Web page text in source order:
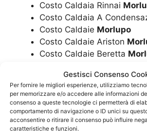
Gestisci Consenso
Per fornire le migliori esperienze, utilizziamo
per memorizzare e/o accedere alle informazioni
consenso a queste tecnologie ci permetterà di
comportamento di navigazione o ID unici su
acconsentire o ritirare il consenso può influire
caratteristiche e funzioni.
Costo Caldaia Rinnai
Costo Caldaia A
Costo Caldaie Morlupo
Costo Caldaie Ariston
Costo Caldaie Beretta
Costo Caldaie Ferroli
Costo Caldaie Immergas
Costo Caldaie Junkers
Costo Caldaie Riello
Costo Caldaie Rinnai